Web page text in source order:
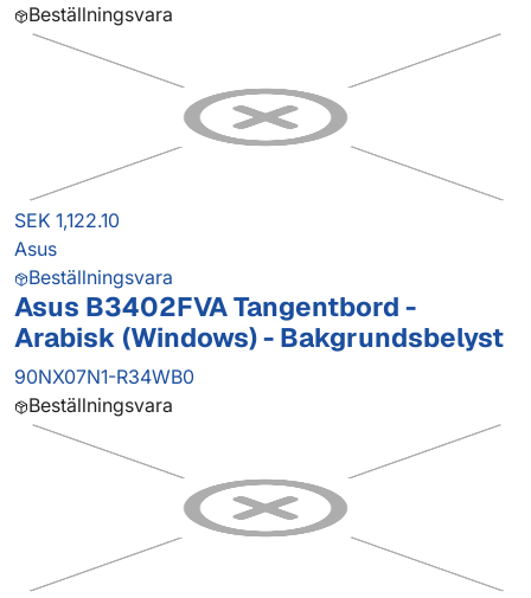
Beställningsvara
SEK 1,122.10
Asus
Beställningsvara
Asus B3402FVA Tangentbord -
Arabisk (Windows) - Bakgrundsbelyst
90NX07N1-R34WB0
Beställningsvara